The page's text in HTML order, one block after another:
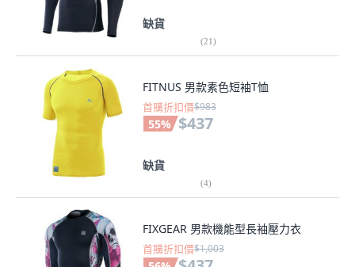
缺貨
(21)
FITNUS 男款素色短袖T恤
首購折扣價$983
55% $437
缺貨
(4)
FIXGEAR 男款機能型長袖壓力衣
首購折扣價$1,003